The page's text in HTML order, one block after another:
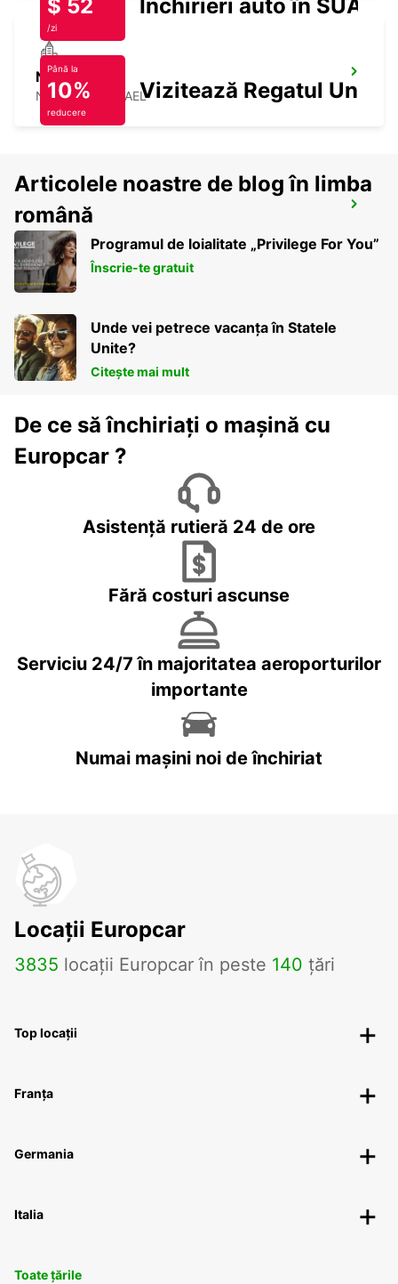
NETANYA
NETANYA - ISRAEL
ASHDOD
ASHDOD - ISRAEL
$ 52
/zi
Închirieri auto în SUA
Până la
10%
reducere
Vizitează Regatul Unit
Articolele noastre de blog în limba
română
Programul de loialitate „Privilege For You”
Înscrie-te gratuit
Unde vei petrece vacanța în Statele
Unite?
Citește mai mult
De ce să închiriați o mașină cu
Europcar ?
Asistență rutieră 24 de ore
Fără costuri ascunse
Serviciu 24/7 în majoritatea aeroporturilor
importante
Numai mașini noi de închiriat
Locații Europcar
3835 locații Europcar în peste 140 țări
Top locații
Franța
Germania
Italia
Toate țările